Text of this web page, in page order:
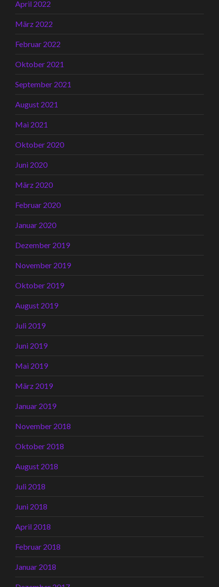
April 2022
März 2022
Februar 2022
Oktober 2021
September 2021
August 2021
Mai 2021
Oktober 2020
Juni 2020
März 2020
Februar 2020
Januar 2020
Dezember 2019
November 2019
Oktober 2019
August 2019
Juli 2019
Juni 2019
Mai 2019
März 2019
Januar 2019
November 2018
Oktober 2018
August 2018
Juli 2018
Juni 2018
April 2018
Februar 2018
Januar 2018